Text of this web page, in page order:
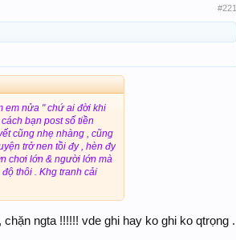
#221
em nửa " chứ ai đời khi
bạn post số tiền
cũng nhẹ nhàng , cũng
trở nen tồi đy , hèn đy
chơi lớn & người lớn mà
thôi . Khg tranh cải
ngta !!!!!! vde ghi hay ko ghi ko qtrọng .